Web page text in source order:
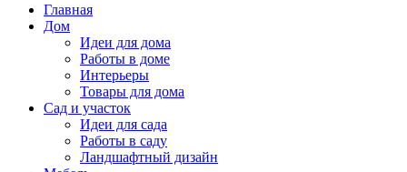
Главная
Дом
Идеи для дома
Работы в доме
Интерьеры
Товары для дома
Сад и участок
Идеи для сада
Работы в саду
Ландшафтный дизайн